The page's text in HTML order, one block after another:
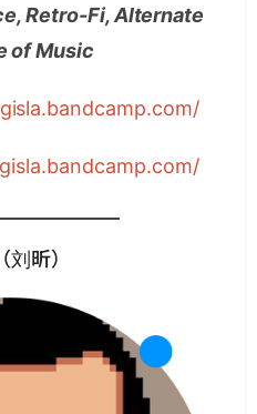
Retro-Fi, Alternate
of Music
（刘昕）